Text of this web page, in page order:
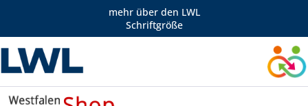
mehr über den LWL
Schriftgröße